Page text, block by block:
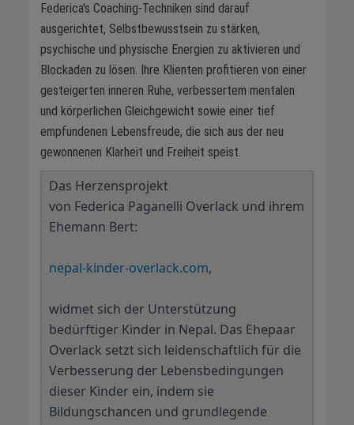
Federica's Coaching-Techniken sind darauf
ausgerichtet, Selbstbewusstsein zu stärken,
psychische und physische Energien zu aktivieren und
Blockaden zu lösen. Ihre Klienten profitieren von einer
gesteigerten inneren Ruhe, verbessertem mentalen
und körperlichen Gleichgewicht sowie einer tief
empfundenen Lebensfreude, die sich aus der neu
gewonnenen Klarheit und Freiheit speist.
Das Herzensprojekt
von Federica Paganelli Overlack und ihrem
Ehemann Bert:
nepal-kinder-overlack.com,
widmet sich der Unterstützung
bedürftiger Kinder in Nepal. Das Ehepaar
Overlack setzt sich leidenschaftlich für die
Verbesserung der Lebensbedingungen
dieser Kinder ein, indem sie
Bildungschancen und grundlegende